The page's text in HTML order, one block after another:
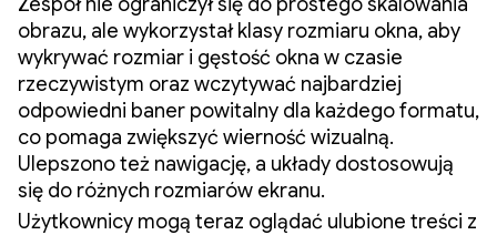
obrazu, ale wykorzystał klasy rozmiaru okna, aby
wykrywać rozmiar i gęstość okna w czasie
rzeczywistym oraz wczytywać najbardziej
odpowiedni baner powitalny dla każdego formatu,
co pomaga zwiększyć wierność wizualną.
Ulepszono też nawigację, a układy dostosowują
się do różnych rozmiarów ekranu.
Użytkownicy mogą teraz oglądać ulubione treści z